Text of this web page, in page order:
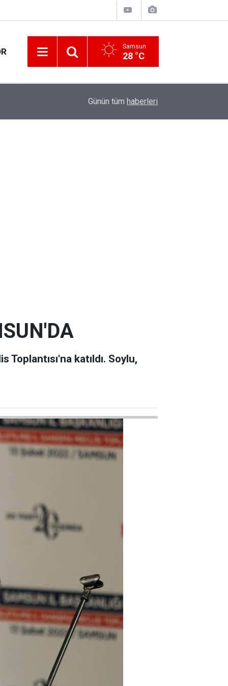
Samsun
28 °C
Samsun'da ücretsiz kurslar 4 Eylül’e kadar
Günün tüm haberleri
katıldı. Soylu,